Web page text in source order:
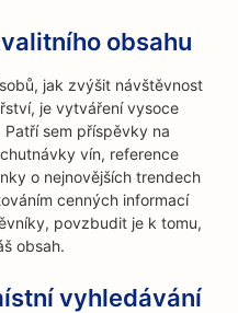
obsahu
jak zvýšit návštěvnost
je vytváření vysoce
sem příspěvky na
vín, reference
o nejnovějších trendech
cenných informací
povzbudit je k tomu,
obsah.
vyhledávání